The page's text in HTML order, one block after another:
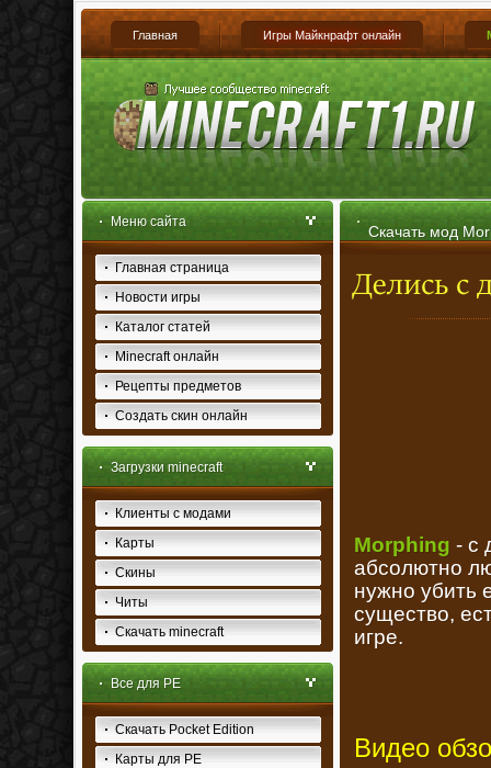
Главная Игры Майкнрафт онлайн
Меню сайта
Главная страница
Новости игры
Каталог статей
Minecraft онлайн
Рецепты предметов
Создать скин онлайн
Загрузки minecraft
Клиенты с модами
Карты
Скины
Читы
Скачать minecraft
Все для PE
Скачать Pocket Edition
Карты для PE
Скачать мод
Morphing - с
абсолютно
нужно убить
существо,
игре.
Видео